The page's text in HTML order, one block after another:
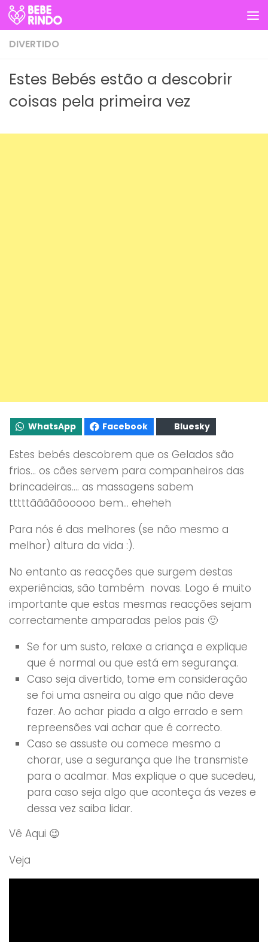
Skip to content
DIVERTIDO
Estes Bebés estão a descobrir
coisas pela primeira vez
WhatsApp Facebook Bluesky
Estes bebés descobrem que os Gelados são
frios… os cães servem para companheiros das
brincadeiras…. as massagens sabem
tttttããããõooooo bem… eheheh
Para nós é das melhores (se não mesmo a
melhor) altura da vida :).
No entanto as reacções que surgem destas
experiências, são também novas. Logo é muito
importante que estas mesmas reacções sejam
correctamente amparadas pelos pais 🙂
Se for um susto, relaxe a criança e explique
que é normal ou que está em segurança.
Caso seja divertido, tome em consideração
se foi uma asneira ou algo que não deve
fazer. Ao achar piada a algo errado e sem
repreensões vai achar que é correcto.
Caso se assuste ou comece mesmo a
chorar, use a segurança que lhe transmiste
para o acalmar. Mas explique o que sucedeu,
para caso seja algo que aconteça ás vezes e
dessa vez saiba lidar.
Vê Aqui 😉
Veja